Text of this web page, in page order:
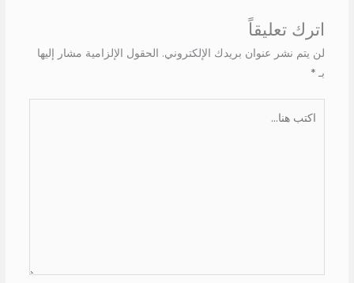
اترك تعليقاً
لن يتم نشر عنوان بريدك الإلكتروني. الحقول الإلزامية مشار إليها
بـ *